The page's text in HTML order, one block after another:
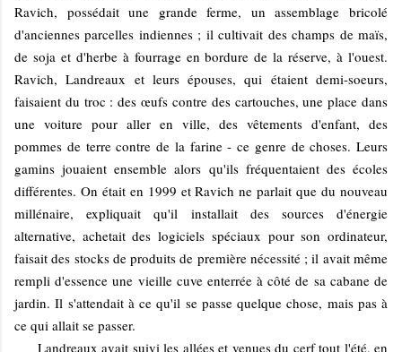
Ravich, possédait une grande ferme, un assemblage bricolé
d'anciennes parcelles indiennes ; il cultivait des champs de maïs,
de soja et d'herbe à fourrage en bordure de la réserve, à l'ouest.
Ravich, Landreaux et leurs épouses, qui étaient demi-soeurs,
faisaient du troc : des œufs contre des cartouches, une place dans
une voiture pour aller en ville, des vêtements d'enfant, des
pommes de terre contre de la farine - ce genre de choses. Leurs
gamins jouaient ensemble alors qu'ils fréquentaient des écoles
différentes. On était en 1999 et Ravich ne parlait que du nouveau
millénaire, expliquait qu'il installait des sources d'énergie
alternative, achetait des logiciels spéciaux pour son ordinateur,
faisait des stocks de produits de première nécessité ; il avait même
rempli d'essence une vieille cuve enterrée à côté de sa cabane de
jardin. Il s'attendait à ce qu'il se passe quelque chose, mais pas à
ce qui allait se passer.
Landreaux avait suivi les allées et venues du cerf tout l'été, en